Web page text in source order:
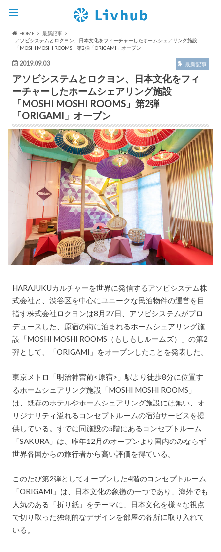
HOME
最新記事
アソビシステムとロクヨン、日本文化をフィーチャーしたホームシェアリング施設
「MOSHI MOSHI ROOMS」第2弾「ORIGAMI」オープン
2019.09.03 最新記事
アソビシステムとロクヨン、日本文化をフィ
ーチャーしたホームシェアリング施設
「MOSHI MOSHI ROOMS」第2弾
「ORIGAMI」オープン
HARAJUKUカルチャーを世界に発信するアソビシステム株
式会社と、渋谷区を中心にユニークな民泊物件の運営を目
指す株式会社ロクヨンは8月27日、アソビシステムがプロ
デュースした、原宿の街に泊まれるホームシェアリング施
設「MOSHI MOSHI ROOMS（もしもしルームズ）」の第2
弾として、「ORIGAMI」をオープンしたことを発表した。
東京メトロ「明治神宮前<原宿>」駅より徒歩8分に位置す
るホームシェアリング施設「MOSHI MOSHI ROOMS」
は、既存のホテルやホームシェアリング施設には無い、オ
リジナリティ溢れるコンセプトルームの宿泊サービスを提
供している。すでに同施設の5階にあるコンセプトルーム
「SAKURA」は、昨年12月のオープンより国内のみならず
世界各国からの旅行者から高い評価を得ている。
このたび第2弾としてオープンした4階のコンセプトルーム
「ORIGAMI」は、日本文化の象徴の一つであり、海外でも
人気のある「折り紙」をテーマに、日本文化を様々な視点
で切り取った独創的なデザインを部屋の各所に取り入れて
いる。